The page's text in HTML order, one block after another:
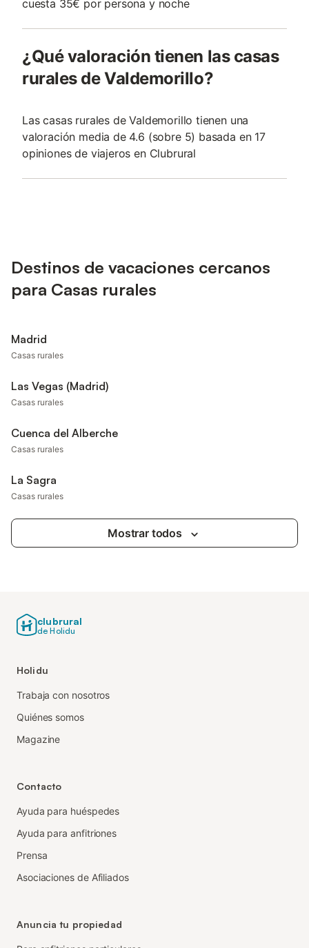
cuesta 35€ por persona y noche
¿Qué valoración tienen las casas
rurales de Valdemorillo?
Las casas rurales de Valdemorillo tienen una
valoración media de 4.6 (sobre 5) basada en 17
opiniones de viajeros en Clubrural
Destinos de vacaciones cercanos
para Casas rurales
Madrid
Casas rurales
Las Vegas (Madrid)
Casas rurales
Cuenca del Alberche
Casas rurales
La Sagra
Casas rurales
Mostrar todos
clubrural
de Holidu
Holidu
Trabaja con nosotros
Quiénes somos
Magazine
Contacto
Ayuda para huéspedes
Ayuda para anfitriones
Prensa
Asociaciones de Afiliados
Anuncia tu propiedad